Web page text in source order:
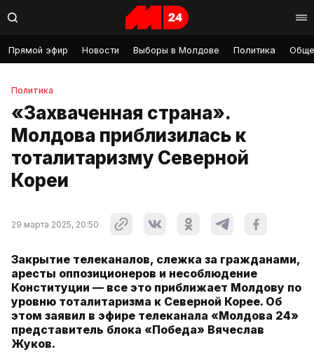
Прямой эфир Новости Выборы в Молдове Политика
Политика
«Захваченная страна».
Молдова приблизилась к
тоталитаризму Северной
Кореи
29 марта 2025, 20:50
Закрытие телеканалов, слежка за гражданами,
аресты оппозиционеров и несоблюдение
Конституции — все это приближает Молдову по
уровню тоталитаризма к Северной Корее. Об
этом заявил в эфире телеканала «Молдова 24»
представитель блока «Победа» Вячеслав
Жуков.